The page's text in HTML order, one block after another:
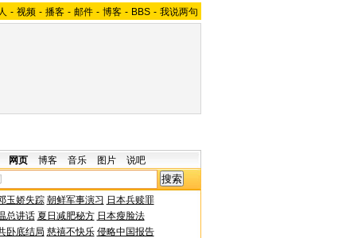
- 视频 - 播客 - 邮件 - 博客 - BBS - 我说两句
网页 博客 音乐 图片 说吧
玉娇失踪 朝鲜军事演习 日本兵赎罪
总讲话 夏日减肥秘方 日本瘦脸法
卧底结局 慈禧不快乐 侵略中国报告